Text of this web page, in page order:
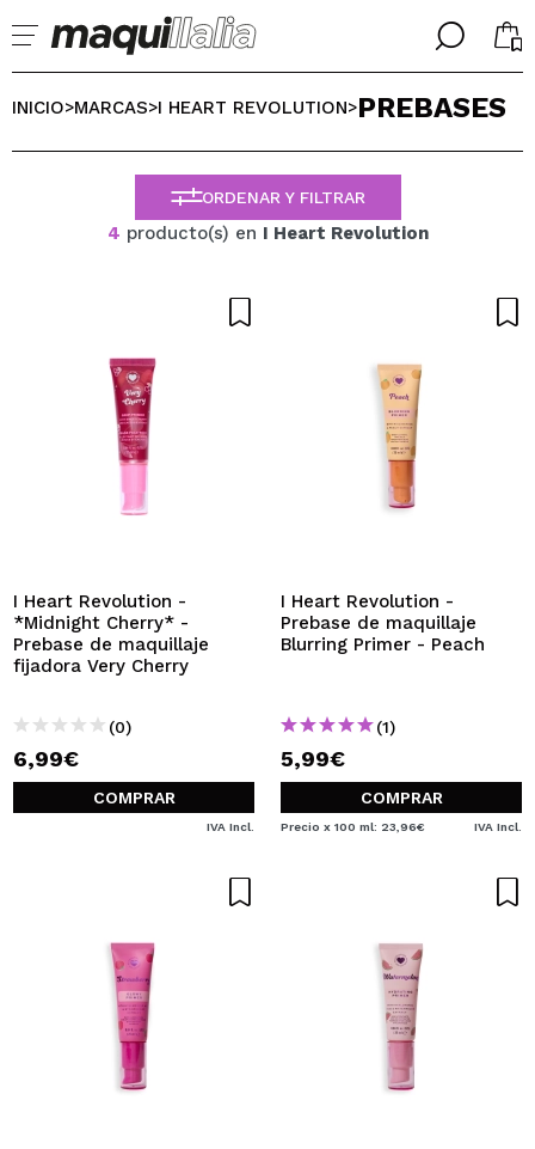
╳
BIENVENIDX!
No tengo cuenta aquí
Al crear una cuenta en Maquillalia.com podrás realizar
tus compras rápidamente, revisar el estado de tus
pedidos y consultar tus operaciones anteriores.
CREAR CUENTA
╳
SELECCIONA TU IDIOMA
ESPAÑOL
ENGLISH
FRANCES
PORTUGUESE
INICIO>MARCAS>I HEART REVOLUTION>PREBASES
ORDENAR Y FILTRAR
4 producto(s) en I Heart Revolution
I Heart Revolution -
*Midnight Cherry* -
Prebase de maquillaje
fijadora Very Cherry
(0)
6,99€
COMPRAR
IVA Incl.
I Heart Revolution -
Prebase de maquillaje
Blurring Primer - Peach
(1)
5,99€
COMPRAR
Precio x 100 ml: 23,96€ IVA Incl.